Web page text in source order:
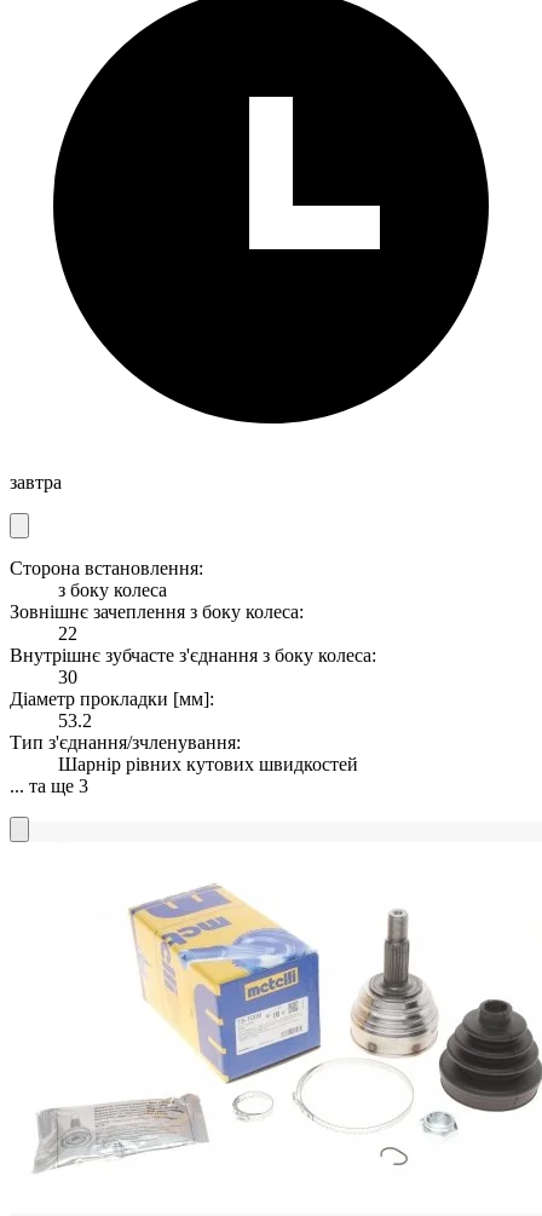
завтра
Сторона встановлення:
з боку колеса
Зовнішнє зачеплення з боку колеса:
22
Внутрішнє зубчасте з'єднання з боку колеса:
30
Діаметр прокладки [мм]:
53.2
Тип з'єднання/зчленування:
Шарнір рівних кутових швидкостей
... та ще 3